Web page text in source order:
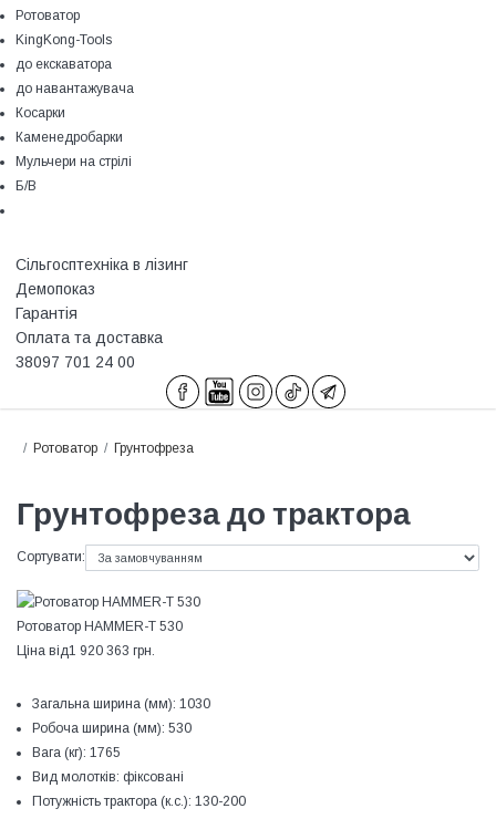
Ротоватор
KingKong-Tools
до екскаватора
до навантажувача
Косарки
Каменедробарки
Мульчери на стрілі
Б/В
Сільгосптехніка в лізинг
Демопоказ
Гарантія
Оплата та доставка
38097 701 24 00
Ротоватор Грунтофреза
Грунтофреза до трактора
Сортувати:
Ротоватор HAMMER-T 530
Ціна від1 920 363 грн.
Загальна ширина (мм): 1030
Робоча ширина (мм): 530
Вага (кг): 1765
Вид молотків: фіксовані
Потужність трактора (к.с.): 130-200